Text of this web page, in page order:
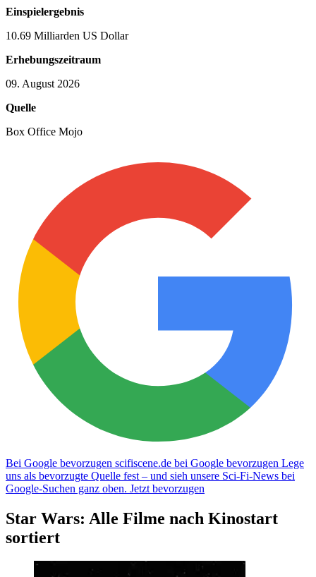
Einspielergebnis
10.69 Milliarden US Dollar
Erhebungszeitraum
09. August 2026
Quelle
Box Office Mojo
Bei Google bevorzugen scifiscene.de bei Google bevorzugen Lege
uns als bevorzugte Quelle fest – und sieh unsere Sci-Fi-News bei
Google-Suchen ganz oben. Jetzt bevorzugen
Star Wars: Alle Filme nach Kinostart
sortiert